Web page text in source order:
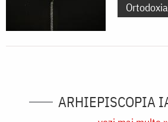
ARHIEPISCOPIA